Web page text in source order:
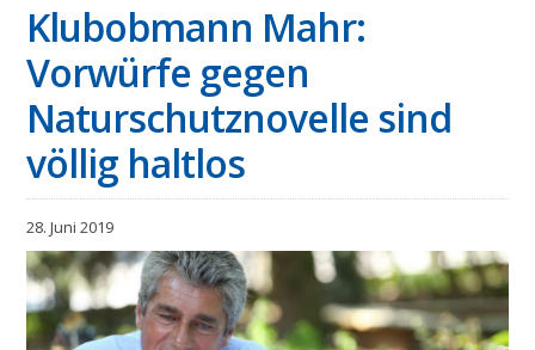
Klubobmann Mahr:
Vorwürfe gegen
Naturschutznovelle sind
völlig haltlos
28. Juni 2019